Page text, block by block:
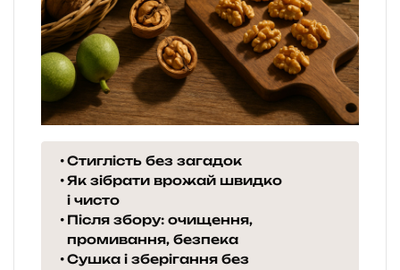
Стиглість без загадок
Як зібрати врожай швидко
і чисто
Після збору: очищення,
промивання, безпека
Сушка і зберігання без